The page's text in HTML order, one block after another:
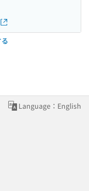
Language：English